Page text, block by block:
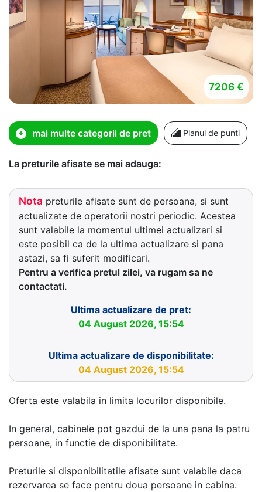
7206 €
mai multe categorii de pret Planul de punti
La preturile afisate se mai adauga:
Nota preturile afisate sunt de persoana, si sunt
actualizate de operatorii nostri periodic. Acestea
sunt valabile la momentul ultimei actualizari si
este posibil ca de la ultima actualizare si pana
astazi, sa fi suferit modificari.
Pentru a verifica pretul zilei, va rugam sa ne
contactati.
Ultima actualizare de pret:
04 August 2026, 15:54
Ultima actualizare de disponibilitate:
04 August 2026, 15:54
Oferta este valabila in limita locurilor disponibile.
In general, cabinele pot gazdui de la una pana la patru
persoane, in functie de disponibilitate.
Preturile si disponibilitatile afisate sunt valabile daca
rezervarea se face pentru doua persoane in cabina.